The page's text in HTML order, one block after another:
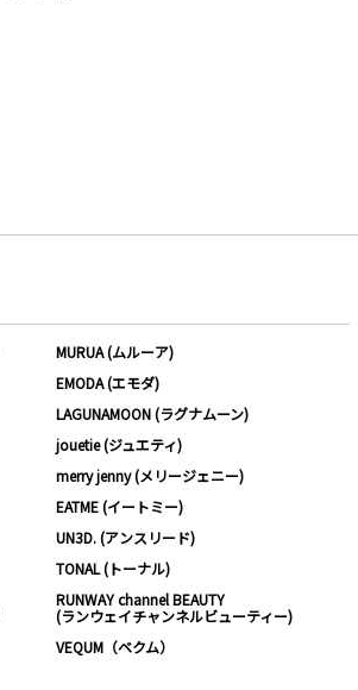
MURUA (ムルーア)
EMODA (エモダ)
LAGUNAMOON (ラグナムーン)
jouetie (ジュエティ)
merry jenny (メリージェニー)
EATME (イートミー)
UN3D. (アンスリード)
TONAL (トーナル)
RUNWAY channel BEAUTY
(ランウェイチャンネルビューティー)
VEQUM（ベクム）